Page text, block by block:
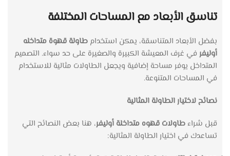
تناسق الأبعاد مع المساحات المختلفة
بفضل الأبعاد المتناسقة، يمكن استخدام طاولة قهوة متداخله
أوليفر في غرف المعيشة الكبيرة والصغيرة على حد سواء. التصميم
المتداخل يوفر مساحة إضافية ويجعل الطاولات مثالية للاستخدام
في المساحات المتنوعة.
نصائح لاختيار الطاولة المثالية
قبل شراء طاولات قهوه متداخلة أوليفر، هنا بعض النصائح التي
تساعدك في اختيار الطاولة المثالية: